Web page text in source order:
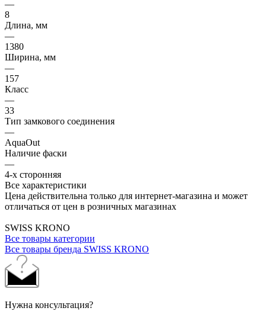
—
8
Длина, мм
—
1380
Ширина, мм
—
157
Класс
—
33
Тип замкового соединения
—
AquaOut
Наличие фаски
—
4-х сторонняя
Все характеристики
Цена действительна только для интернет-магазина и может
отличаться от цен в розничных магазинах
SWISS KRONO
Все товары категории
Все товары бренда SWISS KRONO
Нужна консультация?